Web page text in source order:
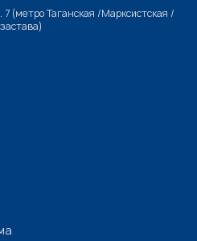
(метро Таганская /Марксистская /